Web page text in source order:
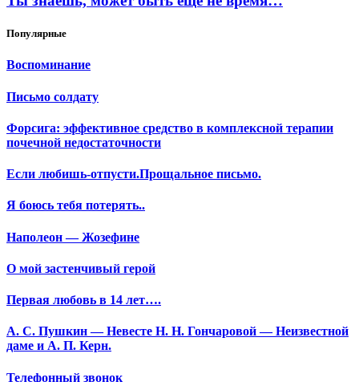
Популярные
Воспоминание
Письмо солдату
Форсига: эффективное средство в комплексной терапии
почечной недостаточности
Если любишь-отпусти.Прощальное письмо.
Я боюсь тебя потерять..
Наполеон — Жозефине
О мой застенчивый герой
Первая любовь в 14 лет….
А. С. Пушкин — Невесте Н. Н. Гончаровой — Неизвестной
даме и А. П. Керн.
Телефонный звонок